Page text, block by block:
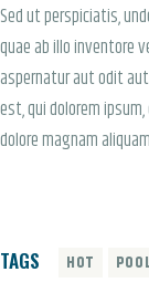
Sed ut perspiciatis,
quae ab illo inventore
aspernatur aut odit
est, qui dolorem
dolore magnam
TAGS HOT